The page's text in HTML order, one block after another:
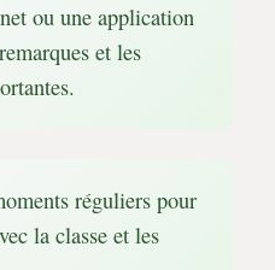
ou une application
et les
réguliers pour
la classe et les